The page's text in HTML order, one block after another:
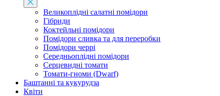
Великоплідні салатні помідори
Гібриди
Коктейльні помідори
Помідори сливка та для переробки
Помідори черрі
Середньоплідні помідори
Серцевидні томати
Томати-гноми (Dwarf)
Баштанні та кукурудза
Квіти